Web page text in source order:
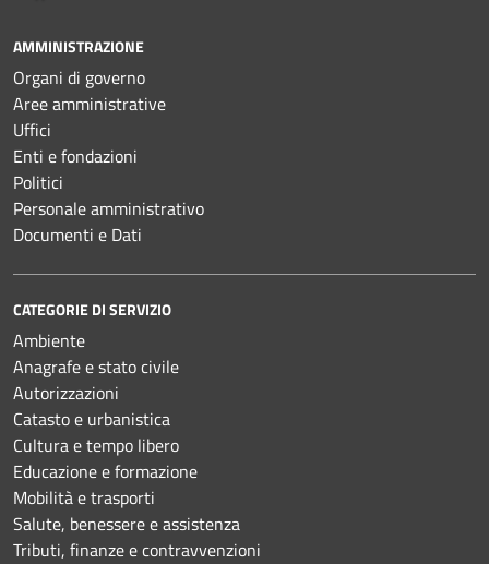
AMMINISTRAZIONE
Organi di governo
Aree amministrative
Uffici
Enti e fondazioni
Politici
Personale amministrativo
Documenti e Dati
CATEGORIE DI SERVIZIO
Ambiente
Anagrafe e stato civile
Autorizzazioni
Catasto e urbanistica
Cultura e tempo libero
Educazione e formazione
Mobilità e trasporti
Salute, benessere e assistenza
Tributi, finanze e contravvenzioni